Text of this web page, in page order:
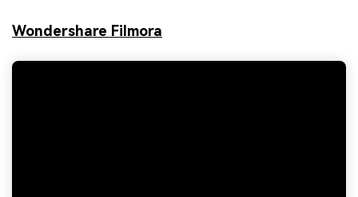
Wondershare Filmora